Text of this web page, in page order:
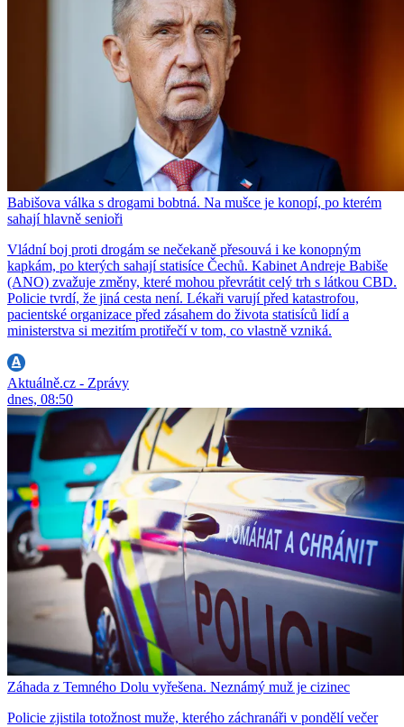
Babišova válka s drogami bobtná. Na mušce je konopí, po kterém
sahají hlavně senioři
Vládní boj proti drogám se nečekaně přesouvá i ke konopným
kapkám, po kterých sahají statisíce Čechů. Kabinet Andreje Babiše
(ANO) zvažuje změny, které mohou převrátit celý trh s látkou CBD.
Policie tvrdí, že jiná cesta není. Lékaři varují před katastrofou,
pacientské organizace před zásahem do života statisíců lidí a
ministerstva si mezitím protiřečí v tom, co vlastně vzniká.
Aktuálně.cz - Zprávy
dnes, 08:50
Záhada z Temného Dolu vyřešena. Neznámý muž je cizinec
Policie zjistila totožnost muže, kterého záchranáři v pondělí večer